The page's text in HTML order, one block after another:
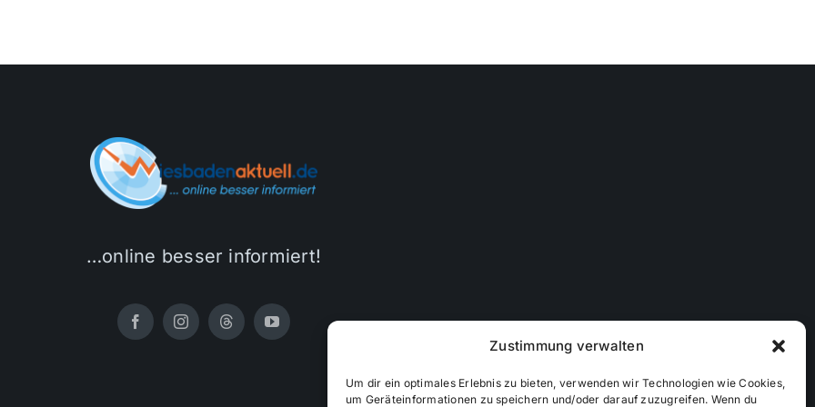
Zustimmung verwalten
Um dir ein optimales Erlebnis zu bieten, verwenden wir Technologien wie Cookies,
um Geräteinformationen zu speichern und/oder darauf zuzugreifen. Wenn du
…online besser informiert!